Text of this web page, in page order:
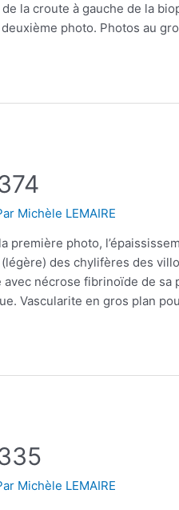
la croute à gauche de la
photo. Photos au
Michèle LEMAIRE
première photo,
des chylifères des
avec nécrose fibrinoïde de sa
Vascularite en gros plan
Michèle LEMAIRE